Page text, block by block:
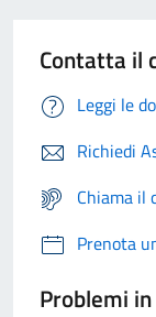
Contatta il
Leggi le
Richiedi
Chiama il
Prenota
Problemi